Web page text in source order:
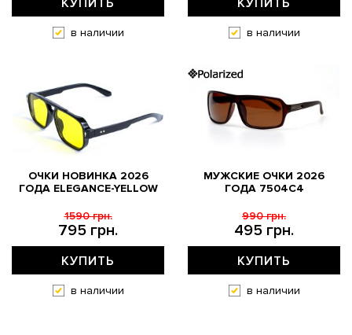
в наличии в наличии
ОЧКИ НОВИНКА 2026
ГОДА ELEGANCE-YELLOW
795 грн.
1590 грн.
КУПИТЬ
в наличии
МУЖСКИЕ ОЧКИ 2026
ГОДА 7504C4
495 грн.
990 грн.
КУПИТЬ
в наличии